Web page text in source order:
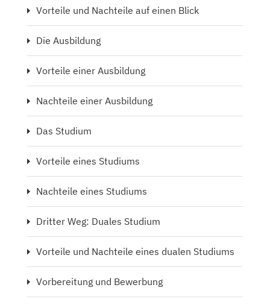
Vorteile und Nachteile auf einen Blick
Die Ausbildung
Vorteile einer Ausbildung
Nachteile einer Ausbildung
Das Studium
Vorteile eines Studiums
Nachteile eines Studiums
Dritter Weg: Duales Studium
Vorteile und Nachteile eines dualen Studiums
Vorbereitung und Bewerbung